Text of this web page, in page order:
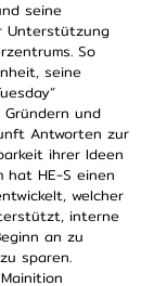
seine
Unterstützung
So
seine
und
Antworten zur
ihrer Ideen
hat HE-S einen
welcher
interne
an zu
sparen.